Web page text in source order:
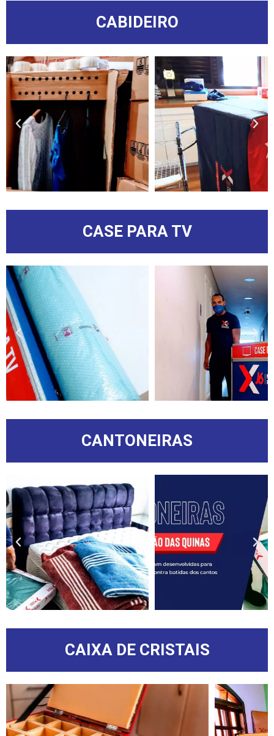
CABIDEIRO
CASE PARA TV
CANTONEIRAS
CAIXA DE CRISTAIS